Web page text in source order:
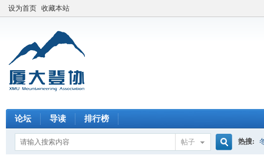
设为首页 收藏本站
论坛 导读 排行榜
帖子 热搜: